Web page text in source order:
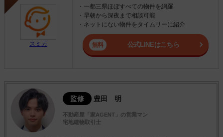
スミカ
・一都三県ほぼすべての物件を網羅
・早朝から深夜まで相談可能
・ネットにない物件をタイムリーに紹介
公式LINEはこちら
監修 豊田 明
不動産屋「家AGENT」の営業マン
宅地建物取引士